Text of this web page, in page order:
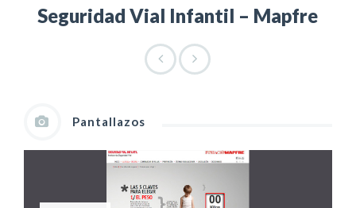
Seguridad Vial Infantil – Mapfre
Pantallazos